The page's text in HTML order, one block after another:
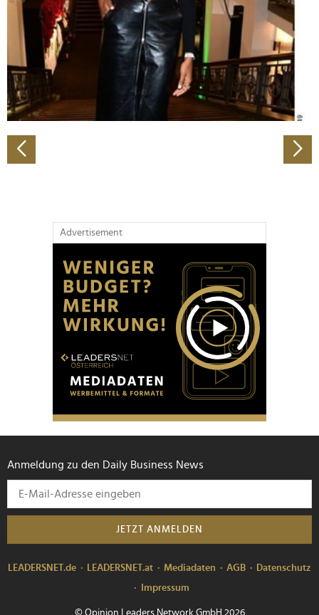
Wir verwenden Cookies, um Inhalte und Anzeigen zu
personalisieren, Funktionen für soziale Medien anbieten
zu können und die Zugriffe auf unsere Website zu
analysieren. Außerdem geben wir Informationen zu Ihrer
Verwendung unserer Website an unsere Partner für
soziale Medien, Werbung und Analysen weiter. Unsere
Partner führen diese Informationen möglicherweise mit
haben oder die sie im Rahmen Ihrer Nutzung der Dienste
gesammelt haben.
Advertisement
Anmeldung zu den Daily Business News
JETZT ANMELDEN
LEADERSNET.de LEADERSNET.at Mediadaten AGB
Datenschutz
Impressum